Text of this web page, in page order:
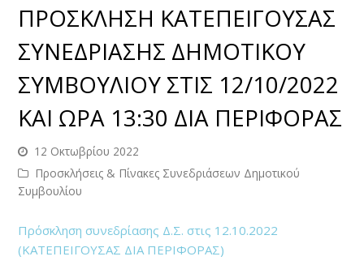
ΠΡΟΣΚΛΗΣΗ ΚΑΤΕΠΕΙΓΟΥΣΑΣ
ΣΥΝΕΔΡΙΑΣΗΣ ΔΗΜΟΤΙΚΟΥ
ΣΥΜΒΟΥΛΙΟΥ ΣΤΙΣ 12/10/2022
ΚΑΙ ΩΡΑ 13:30 ΔΙΑ ΠΕΡΙΦΟΡΑΣ
12 Οκτωβρίου 2022
Προσκλήσεις & Πίνακες Συνεδριάσεων Δημοτικού
Συμβουλίου
Πρόσκληση συνεδρίασης Δ.Σ. στις 12.10.2022
(ΚΑΤΕΠΕΙΓΟΥΣΑΣ ΔΙΑ ΠΕΡΙΦΟΡΑΣ)